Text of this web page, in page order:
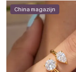
China magazijn